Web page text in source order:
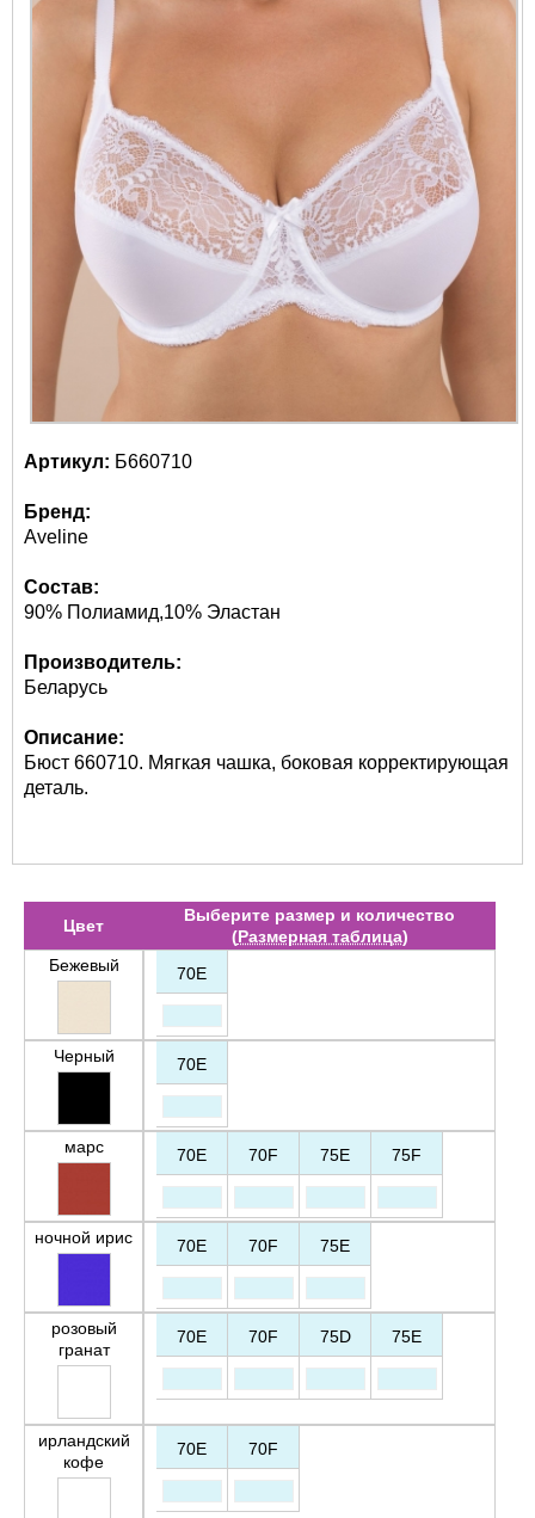
Артикул: Б660710
Бренд:
Aveline
Состав:
90% Полиамид,10% Эластан
Производитель:
Беларусь
Описание:
Бюст 660710. Мягкая чашка, боковая корректирующая
деталь.
Цвет
Выберите размер и количество
(Размерная таблица)
Бежевый
70E
Черный 70E
марс 70E 70F 75E 75F
ночной ирис 70E 70F 75E
розовый
гранат
70E 70F 75D 75E
ирландский
кофе
70E 70F